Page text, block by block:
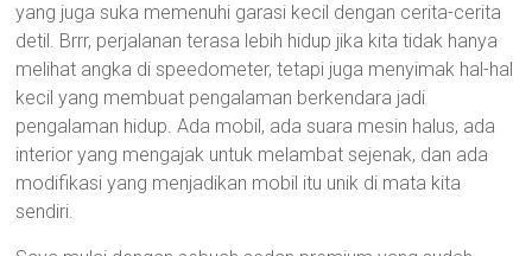
yang juga suka memenuhi garasi kecil dengan cerita-cerita
detil. Brrr, perjalanan terasa lebih hidup jika kita tidak hanya
melihat angka di speedometer, tetapi juga menyimak hal-hal
kecil yang membuat pengalaman berkendara jadi
pengalaman hidup. Ada mobil, ada suara mesin halus, ada
interior yang mengajak untuk melambat sejenak, dan ada
modifikasi yang menjadikan mobil itu unik di mata kita
sendiri.